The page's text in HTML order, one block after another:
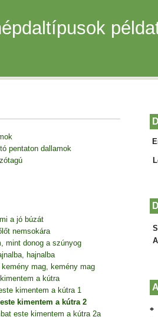
pentaton dallamok
a jó búzát
nemsokára
mint donog a szúnyog
hajnalba
mag, kemény mag
a kútra
kimentem a kútra 1
kimentem a kútra 2
este kimentem a kútra 2a